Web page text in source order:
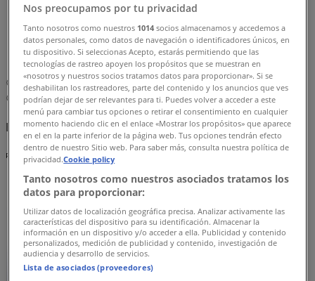
»
Mega travel en Oaxaca de Juárez»
Mega travel | JAZMINES S/N
Mapa
019515130447
Mapa
019515130447
Estamos a punto de publicar ofertas de Mega travel
Publicidad
Nos preocupamos por tu privacidad
Tanto nosotros como nuestros 1014 socios almacenamos y accedemos a
datos personales, como datos de navegación o identificadores únicos, en
tu dispositivo. Si seleccionas Acepto, estarás permitiendo que las
tecnologías de rastreo apoyen los propósitos que se muestran en
«nosotros y nuestros socios tratamos datos para proporcionar». Si se
deshabilitan los rastreadores, parte del contenido y los anuncios que ves
podrían dejar de ser relevantes para ti. Puedes volver a acceder a este
menú para cambiar tus opciones o retirar el consentimiento en cualquier
momento haciendo clic en el enlace «Mostrar los propósitos» que aparece
en el en la parte inferior de la página web. Tus opciones tendrán efecto
dentro de nuestro Sitio web. Para saber más, consulta nuestra política de
privacidad.Cookie policy
Tanto nosotros como nuestros asociados tratamos los
datos para proporcionar:
Utilizar datos de localización geográfica precisa. Analizar activamente las
características del dispositivo para su identificación. Almacenar la
información en un dispositivo y/o acceder a ella. Publicidad y contenido
personalizados, medición de publicidad y contenido, investigación de
audiencia y desarrollo de servicios.
Lista de asociados (proveedores)